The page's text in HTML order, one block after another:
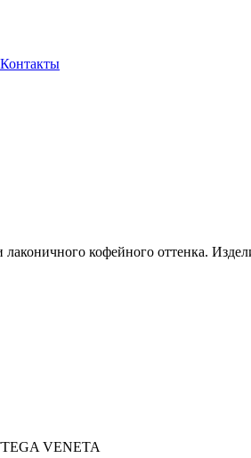
Контакты
кофейного оттенка.
VENETA